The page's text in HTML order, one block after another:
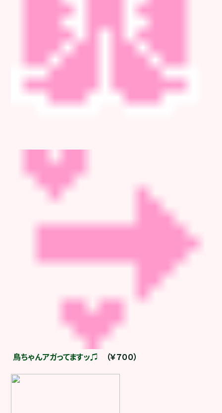
鳥ちゃんアガってますッ♫ （￥７００）